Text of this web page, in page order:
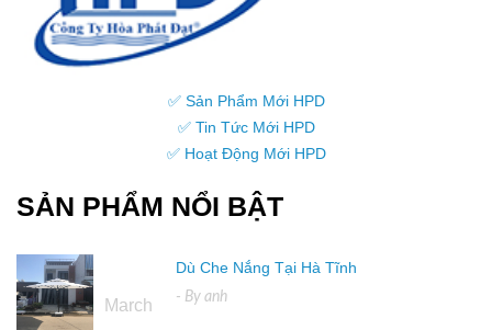
✅ Sản Phẩm Mới HPD
✅ Tin Tức Mới HPD
✅ Hoạt Động Mới HPD
SẢN PHẨM NỔI BẬT
March
Dù Che Nắng Tại Hà Tĩnh
- By anh